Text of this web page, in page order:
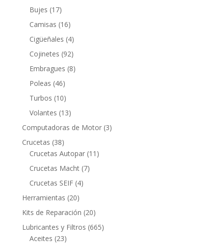
Bujes 1717
productos
Camisas 1616
productos
Cigüeñales 44
productos
Cojinetes 9292
productos
Embragues 88
Poleas 4646
productos
Turbos 1010
productos
Volantes 1313
productos
Computadoras de Motor 33
Crucetas 3838
productos
Crucetas Autopar 11 11
Crucetas Macht 77
Crucetas SEIF 44
Herramientas 2020
productos
Kits de Reparación 2020
productos
Lubricantes y Filtros 665665
Aceites 2323